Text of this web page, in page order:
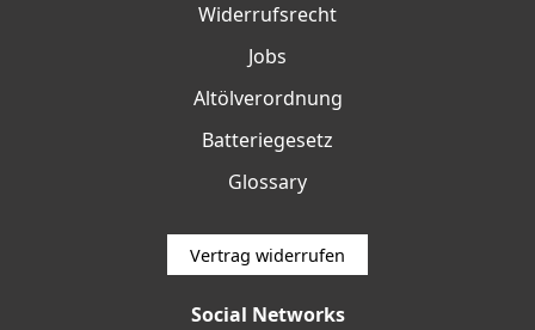
Widerrufsrecht
Jobs
Altölverordnung
Batteriegesetz
Glossary
Vertrag widerrufen
Social Networks